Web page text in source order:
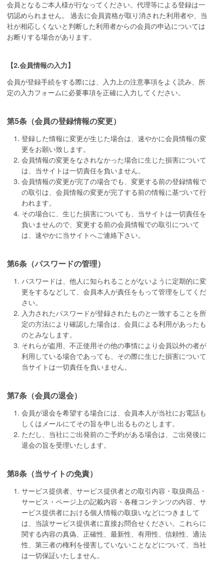
会員となるご本人様が行なってください。代理等による登録は一
切認められません。 過去に会員資格が取り消された利用者や、当
社が相応しくないと判断した利用者からの会員の申込については
お断りする場合があります。
【2.会員情報の入力】
会員が登録手続をする際には、入力上の注意事項をよく読み、所
定の入力フォームに必要事項を正確に入力してください。
第5条（会員の登録情報の変更）
登録した情報に変更が生じた場合は、速やかに会員情報の変
更をお願い致します。
会員情報の変更をなされなかった場合に生じた損害について
は、当サイトは一切責任を負いません。
会員情報の変更が完了の場合でも、変更する前の登録情報で
の取引は、会員情報の変更が完了する前の情報に基づいて行
われます。
その場合に、生じた損害についても、当サイトは一切責任を
負いませんので、変更する前の会員情報での取引について
は、速やかに当サイトへご連絡下さい。
第6条（パスワードの管理）
パスワードは、他人に知られることがないように定期的に変
更をするなどして、会員本人が責任をもって管理をしてくだ
さい。
入力されたパスワードが登録されたものと一致することを所
定の方法により確認した場合は、会員による利用があったも
のとみなします。
それらが盗用、不正使用その他の事情により会員以外の者が
利用している場合であっても、その際に生じた損害について
当サイトは一切責任を負いません。
第7条（会員の退会）
会員が退会を希望する場合には、会員本人が当社にお電話も
しくはメールにてその旨を申し出るものとします。
ただし、当社にご出発前のご予約がある場合は、ご出発後に
退会の旨を受理いたします。
第8条（当サイトの免責）
サービス提供者、サービス提供者との取引内容・取扱商品・
サービス・ページ上の記載内容・各種コンテンツの内容、サ
ービス提供者における個人情報の取扱いなどにつきまして
は、当該サービス提供者に直接お問合せください。これらに
関する内容の真偽、正確性、最新性、有用性、信頼性、適法
性、第三者の権利を侵害していないことなどについて、当社
は一切保証いたしません。